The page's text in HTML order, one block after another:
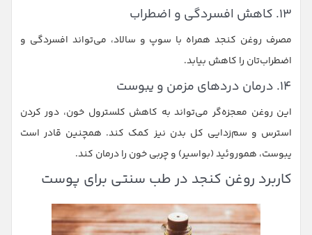
۱۳. کاهش افسردگی و اضطراب
مصرف روغن کنجد همراه با سوپ و سالاد، می‌تواند افسردگی و
اضطراب‌تان را کاهش بیابد.
۱۴. درمان دردهای مزمن و یبوست
این روغن معجزه‌گر می‌تواند به کاهش کلسترول خون، دور کردن
استرس و سم‌زدایی کل بدن نیز کمک کند. همچنین قادر است
یبوست، هموروئید (بواسیر) و چربی خون را درمان کند.
کاربرد روغن کنجد در طب سنتی برای پوست